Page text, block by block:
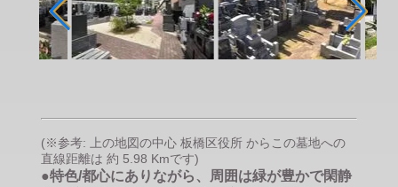
(※参考: 上の地図の中心 板橋区役所 からこの墓地への
直線距離は 約 5.98 Kmです)
●特色/都心にありながら、周囲は緑が豊かで閑静